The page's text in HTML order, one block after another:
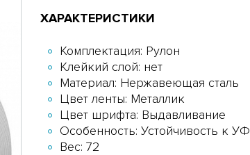
ХАРАКТЕРИСТИКИ
Комплектация: Рулон
Клейкий слой: нет
Материал: Нержавеющая сталь
Цвет ленты: Металлик
Цвет шрифта: Выдавливание
Особенность: Устойчивость к УФ
Вес: 72